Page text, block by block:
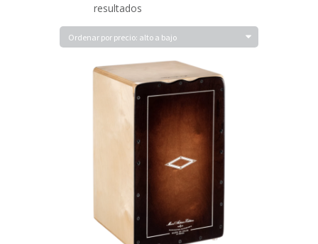
resultadosOrdenado
por
precio:
bajo